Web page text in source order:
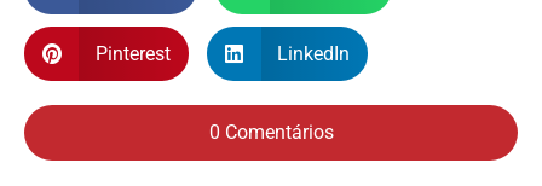
Pinterest LinkedIn
0 Comentários